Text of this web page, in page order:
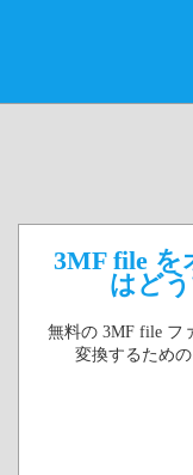
3MF file を
はど
無料の 3MF file フ
変換するため